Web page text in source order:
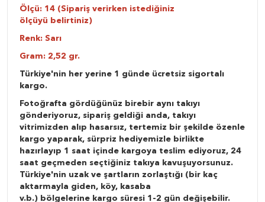
Ölçü: 14 (Sipariş verirken istediğiniz
ölçüyü belirtiniz)
Renk: Sarı
Gram: 2,52 gr.
Türkiye'nin her yerine 1 günde ücretsiz sigortalı
kargo.
Fotoğrafta gördüğünüz birebir aynı takıyı
gönderiyoruz, sipariş geldiği anda, takıyı
vitrimizden alıp hasarsız, tertemiz bir şekilde özenle
kargo yaparak, sürpriz hediyemizle birlikte
hazırlayıp 1 saat içinde kargoya teslim ediyoruz, 24
saat geçmeden seçtiğiniz takıya kavuşuyorsunuz.
Türkiye'nin uzak ve şartların zorlaştığı (bir kaç
aktarmayla giden, köy, kasaba
v.b.) bölgelerine kargo süresi 1-2 gün değişebilir.